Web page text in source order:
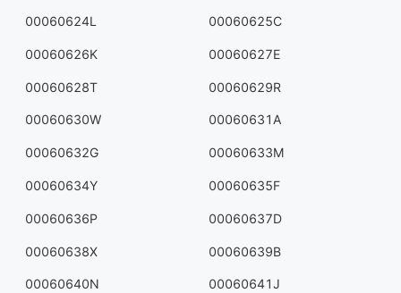
00060624L 00060625C
00060626K 00060627E
00060628T 00060629R
00060630W 00060631A
00060632G 00060633M
00060634Y 00060635F
00060636P 00060637D
00060638X 00060639B
00060640N 00060641J